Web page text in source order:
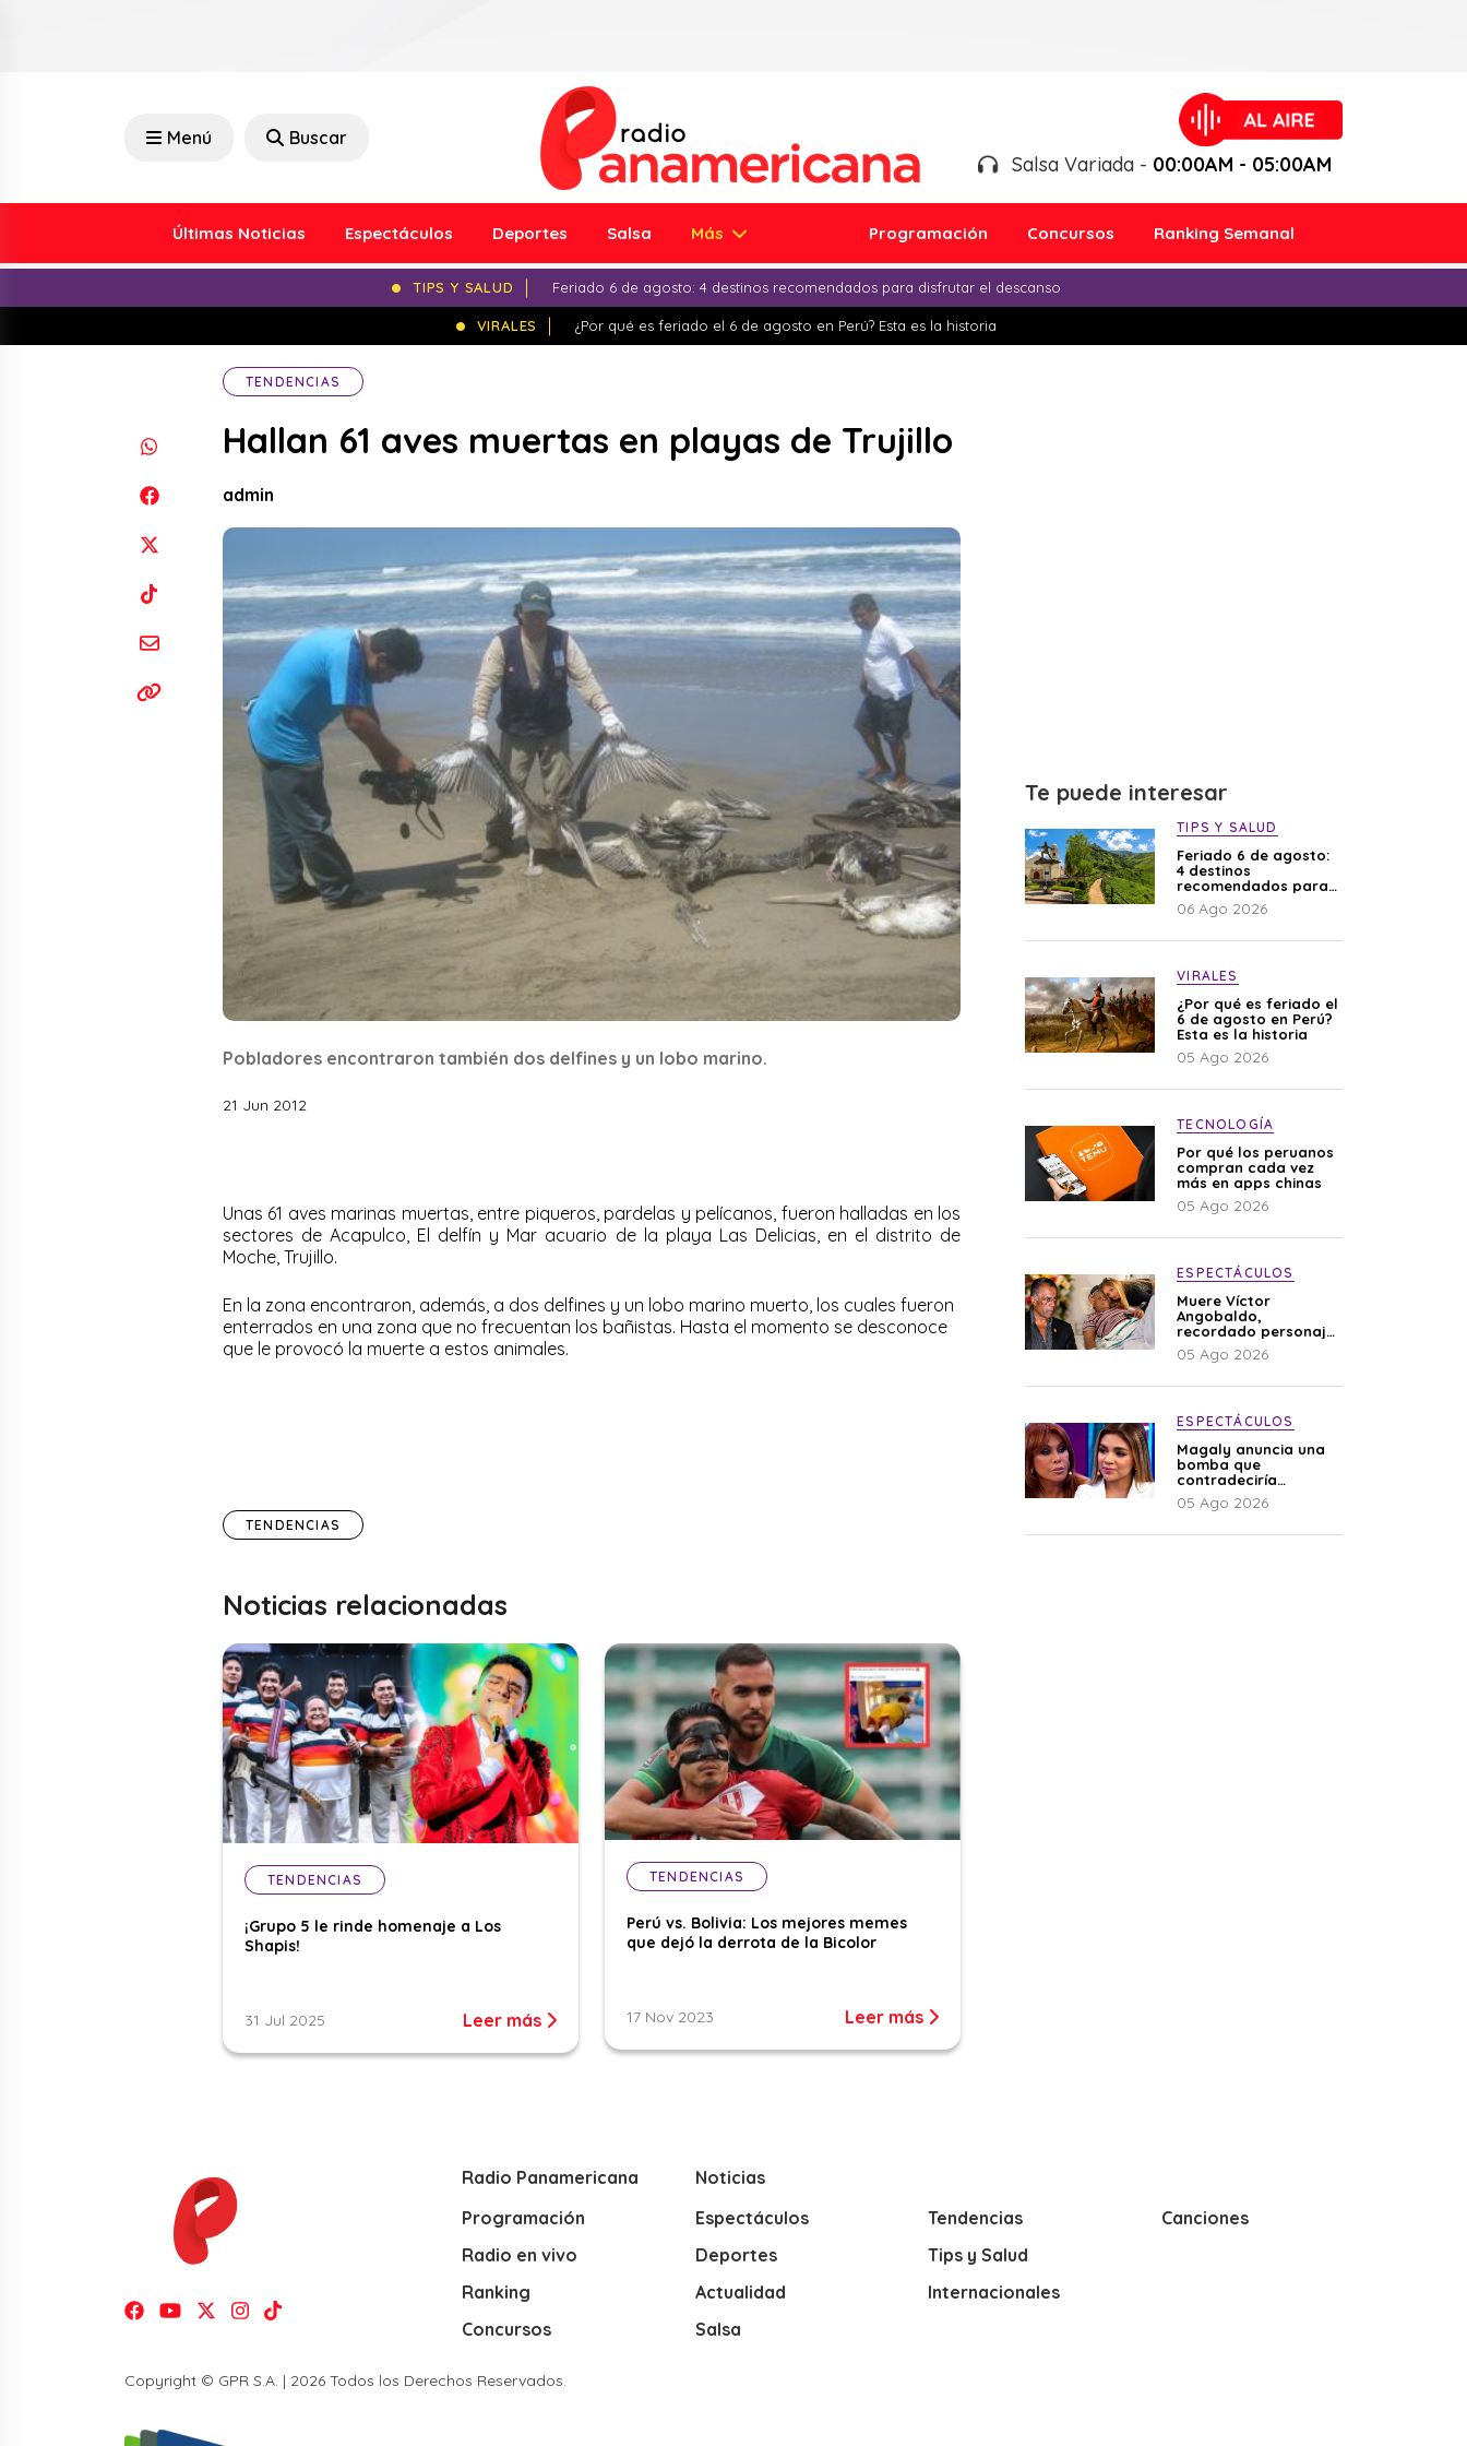
Menú Buscar
Salsa Variada - 00:00AM - 05:00AM
Últimas Noticias Espectáculos Deportes Salsa Más Programación Concursos Ranking Semanal
TIPS Y SALUD Feriado 6 de agosto: 4 destinos recomendados para disfrutar el descanso
VIRALES ¿Por qué es feriado el 6 de agosto en Perú? Esta es la historia
TENDENCIAS
Hallan 61 aves muertas en playas de Trujillo
admin
Pobladores encontraron también dos delfines y un lobo marino.
21 Jun 2012
Unas 61 aves marinas muertas, entre piqueros, pardelas y pelícanos, fueron halladas en los
sectores de Acapulco, El delfín y Mar acuario de la playa Las Delicias, en el distrito de
Moche, Trujillo.
En la zona encontraron, además, a dos delfines y un lobo marino muerto, los cuales fueron
enterrados en una zona que no frecuentan los bañistas. Hasta el momento se desconoce
que le provocó la muerte a estos animales.
TENDENCIAS
Noticias relacionadas
TENDENCIAS
¡Grupo 5 le rinde homenaje a Los
Shapis!
31 Jul 2025 Leer más
TENDENCIAS
Perú vs. Bolivia: Los mejores memes
que dejó la derrota de la Bicolor
17 Nov 2023 Leer más
Te puede interesar
TIPS Y SALUD
Feriado 6 de agosto:
4 destinos
recomendados para
disfrutar el descanso
06 Ago 2026
VIRALES
¿Por qué es feriado el
6 de agosto en Perú?
Esta es la historia
05 Ago 2026
TECNOLOGÍA
Por qué los peruanos
compran cada vez
más en apps chinas
05 Ago 2026
ESPECTÁCULOS
Muere Víctor
Angobaldo,
recordado personaje
de la farándula y
expareja de Shirley
05 Ago 2026
ESPECTÁCULOS
Magaly anuncia una
bomba que
contradeciría
comunicado de La
Bella Luz: “Hay un
05 Ago 2026
Radio Panamericana
Programación
Radio en vivo
Ranking
Concursos
Noticias
Espectáculos
Deportes
Actualidad
Salsa
Tendencias
Tips y Salud
Internacionales
Canciones
Copyright © GPR S.A. | 2026 Todos los Derechos Reservados.